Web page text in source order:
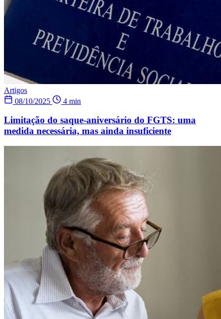
Artigos
08/10/2025
4 min
Limitação do saque-aniversário do FGTS: uma
medida necessária, mas ainda insuficiente